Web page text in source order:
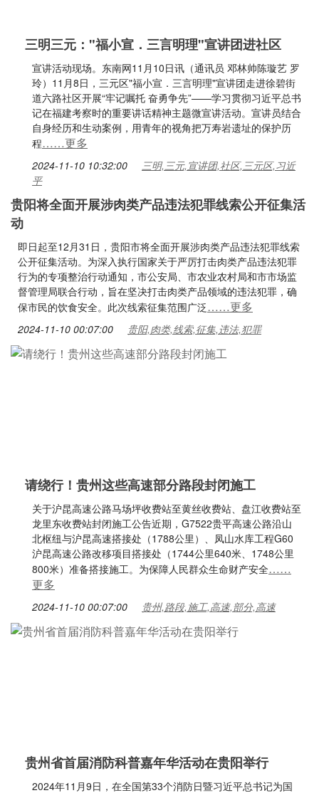
三明三元："福小宣．三言明理"宣讲团进社区
宣讲活动现场。东南网11月10日讯（通讯员 邓林帅陈璇艺 罗
玲）11月8日，三元区"福小宣．三言明理"宣讲团走进徐碧街
道六路社区开展“牢记嘱托 奋勇争先”——学习贯彻习近平总书
记在福建考察时的重要讲话精神主题微宣讲活动。宣讲员结合
自身经历和生动案例，用青年的视角把万寿岩遗址的保护历
程……更多
2024-11-10 10:32:00
三明,三元,宣讲团,社区,三元区,习近
平
贵阳将全面开展涉肉类产品违法犯罪线索公开征集活
动
即日起至12月31日，贵阳市将全面开展涉肉类产品违法犯罪线索
公开征集活动。为深入执行国家关于严厉打击肉类产品违法犯罪
行为的专项整治行动通知，市公安局、市农业农村局和市市场监
督管理局联合行动，旨在坚决打击肉类产品领域的违法犯罪，确
保市民的饮食安全。此次线索征集范围广泛……更多
2024-11-10 00:07:00 贵阳,肉类,线索,征集,违法,犯罪
请绕行！贵州这些高速部分路段封闭施工
关于沪昆高速公路马场坪收费站至黄丝收费站、盘江收费站至
龙里东收费站封闭施工公告近期，G7522贵平高速公路沿山
北枢纽与沪昆高速搭接处（1788公里）、凤山水库工程G60
沪昆高速公路改移项目搭接处（1744公里640米、1748公里
800米）准备搭接施工。为保障人民群众生命财产安全……
更多
2024-11-10 00:07:00 贵州,路段,施工,高速,部分,高速
贵州省首届消防科普嘉年华活动在贵阳举行
2024年11月9日，在全国第33个消防日暨习近平总书记为国